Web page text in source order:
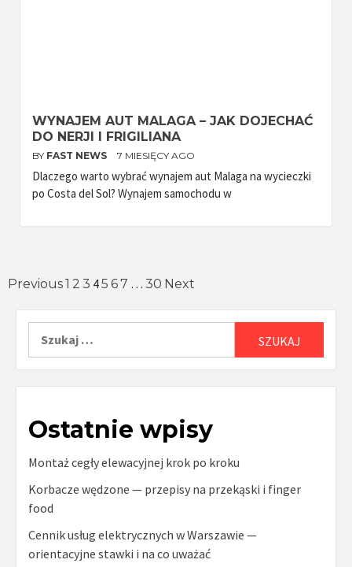
WYNAJEM AUT MALAGA – JAK DOJECHAĆ
DO NERJI I FRIGILIANA
BY FAST NEWS 7 MIESIĘCY AGO
Dlaczego warto wybrać wynajem aut Malaga na wycieczki
po Costa del Sol? Wynajem samochodu w
Stronicowanie
wpisów
Previous1 2 3 45 67 … 30 Next
Ostatnie wpisy
Montaż cegły elewacyjnej krok po kroku
Korbacze wędzone — przepisy na przekąski i finger
food
Cennik usług elektrycznych w Warszawie —
orientacyjne stawki i na co uważać